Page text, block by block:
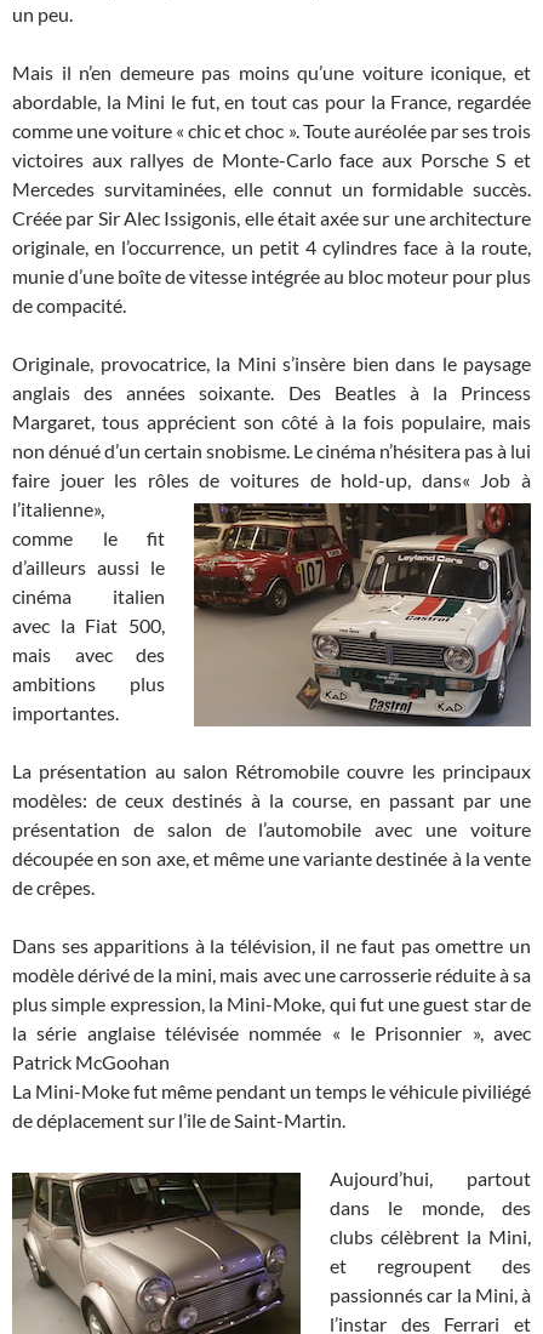
un peu.
Mais il n’en demeure pas moins qu’une voiture iconique, et
abordable, la Mini le fut, en tout cas pour la France, regardée
comme une voiture « chic et choc ». Toute auréolée par ses trois
victoires aux rallyes de Monte-Carlo face aux Porsche S et
Mercedes survitaminées, elle connut un formidable succès.
Créée par Sir Alec Issigonis, elle était axée sur une architecture
originale, en l’occurrence, un petit 4 cylindres face à la route,
munie d’une boîte de vitesse intégrée au bloc moteur pour plus
de compacité.
Originale, provocatrice, la Mini s’insère bien dans le paysage
anglais des années soixante. Des Beatles à la Princess
Margaret, tous apprécient son côté à la fois populaire, mais
non dénué d’un certain snobisme. Le cinéma n’hésitera pas à lui
faire jouer les rôles de voitures de hold-up, dans« Job à
l’italienne»,
comme le fit
d’ailleurs aussi le
cinéma italien
avec la Fiat 500,
mais avec des
ambitions plus
importantes.
La présentation au salon Rétromobile couvre les principaux
modèles: de ceux destinés à la course, en passant par une
présentation de salon de l’automobile avec une voiture
découpée en son axe, et même une variante destinée à la vente
de crêpes.
Dans ses apparitions à la télévision, il ne faut pas omettre un
modèle dérivé de la mini, mais avec une carrosserie réduite à sa
plus simple expression, la Mini-Moke, qui fut une guest star de
la série anglaise télévisée nommée « le Prisonnier », avec
Patrick McGoohan
La Mini-Moke fut même pendant un temps le véhicule piviliégé
de déplacement sur l’ile de Saint-Martin.
Aujourd’hui, partout
dans le monde, des
clubs célèbrent la Mini,
et regroupent des
passionnés car la Mini, à
l’instar des Ferrari et